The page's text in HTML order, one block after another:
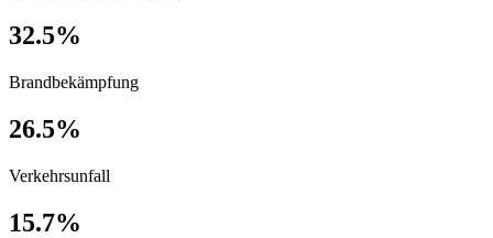
32.5%
Brandbekämpfung
26.5%
Verkehrsunfall
15.7%